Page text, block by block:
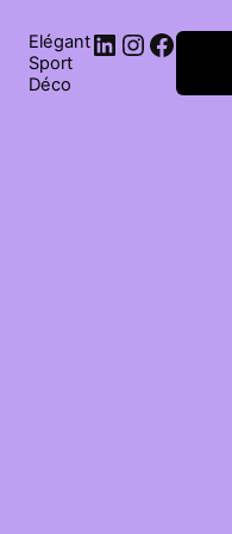
Elégant
Sport
Déco